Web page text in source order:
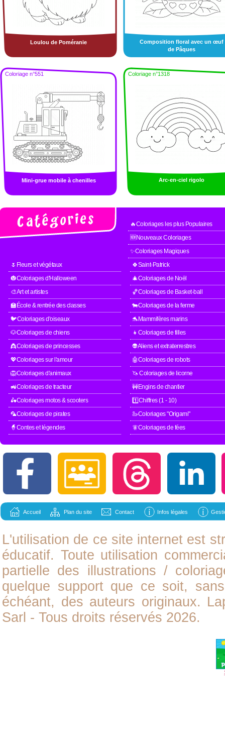
Loulou de Poméranie
Composition floral avec un œuf
de Pâques
Coloriage n°551
Mini-grue mobile à chenilles
Coloriage n°1318
Arc-en-ciel rigolo
🔥Coloriages les plus Populaires
🆕Nouveaux Coloriages
✨Coloriages Magiques
🌷Fleurs et végétaux
🍀Saint-Patrick
🎃Coloriages d'Halloween
🎄Coloriages de Noël
🎨Art et artistes
🏀Coloriages de Basket-ball
🏫École & rentrée des classes
🐄Coloriages de la ferme
🐦Coloriages d'oiseaux
🐬Mammifères marins
🐶Coloriages de chiens
👧Coloriages de filles
👸Coloriages de princesses
👽Aliens et extraterrestres
💖Coloriages sur l'amour
🤖Coloriages de robots
🦁Coloriages d'animaux
🦄 Coloriages de licorne
🚜Coloriages de tracteur
🚧Engins de chantier
🛵Coloriages motos & scooters
1️⃣Chiffres (1 - 10)
🦜Coloriages de pirates
🦢Coloriages "Origami"
🧙Contes et légendes
🧚Coloriages de fées
Accueil Plan du site Contact Infos légales
L'utilisation de ce site internet est
éducatif. Toute utilisation
partielle des illustrations /
quelque support que ce soit,
échéant, des auteurs originaux.
Sarl - Tous droits réservés 2026.